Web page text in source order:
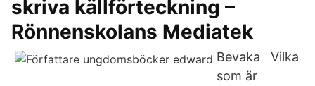
skriva källförteckning –
Rönnenskolans Mediatek
Bevaka Vilka
som är